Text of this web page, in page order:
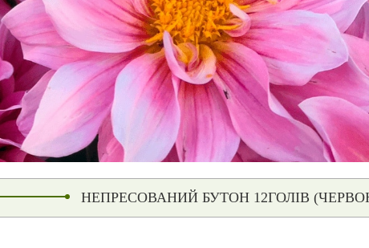
НЕПРЕСОВАНИЙ БУТОН 12ГОЛІВ